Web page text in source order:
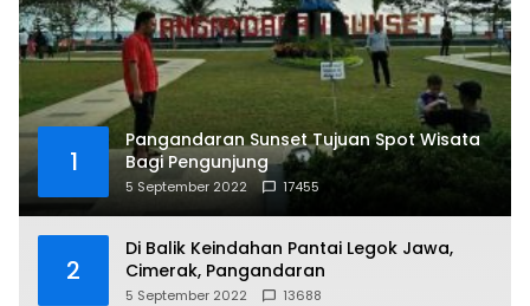
1
Pangandaran Sunset Tujuan Spot Wisata
Bagi Pengunjung
5 September 2022 17455
2
Di Balik Keindahan Pantai Legok Jawa,
Cimerak, Pangandaran
5 September 2022 13688